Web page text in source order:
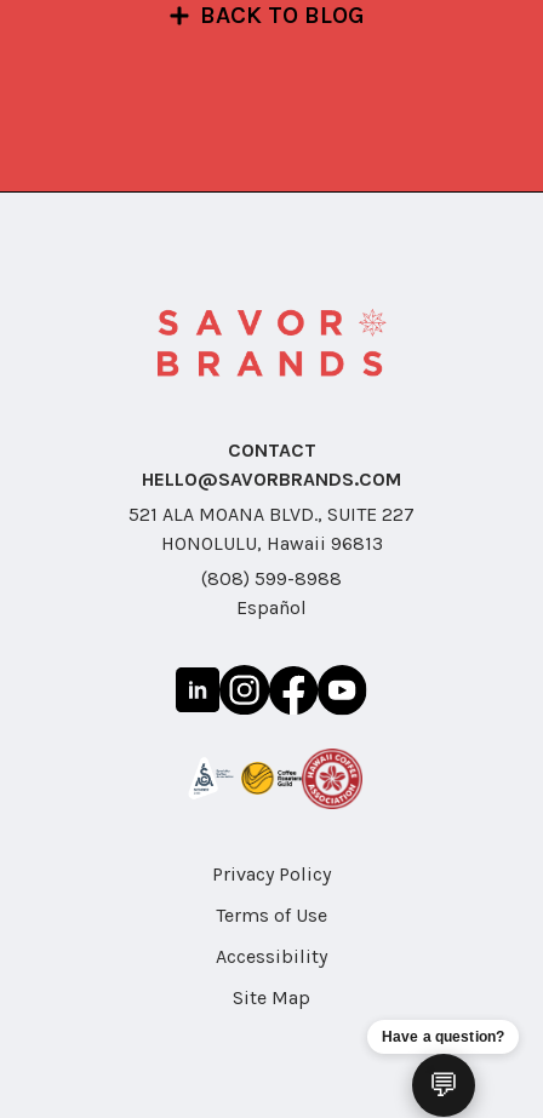
BACK TO BLOG
CONTACT
HELLO@SAVORBRANDS.COM
521 ALA MOANA BLVD., SUITE 227
HONOLULU, Hawaii 96813
(808) 599-8988
Español
Privacy Policy
Terms of Use
Accessibility
Site Map
Have a question?
💬